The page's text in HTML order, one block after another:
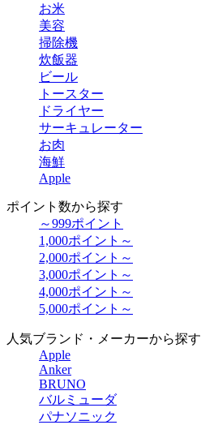
お米
美容
掃除機
炊飯器
ビール
トースター
ドライヤー
サーキュレーター
お肉
海鮮
Apple
ポイント数から探す
～999ポイント
1,000ポイント～
2,000ポイント～
3,000ポイント～
4,000ポイント～
5,000ポイント～
人気ブランド・メーカーから探す
Apple
Anker
BRUNO
バルミューダ
パナソニック